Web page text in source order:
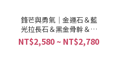
鋒芒與勇氣｜金運石＆藍
光拉長石＆黑金骨幹＆白
水晶
NT$2,580 ~ NT$2,780